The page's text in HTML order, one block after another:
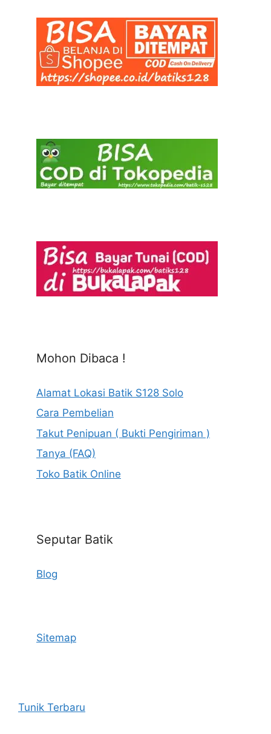
Mohon Dibaca !
Alamat Lokasi Batik S128 Solo
Cara Pembelian
Takut Penipuan ( Bukti Pengiriman )
Tanya (FAQ)
Toko Batik Online
Seputar Batik
Blog
Sitemap
Tunik Terbaru